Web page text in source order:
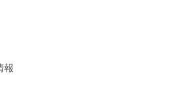
報